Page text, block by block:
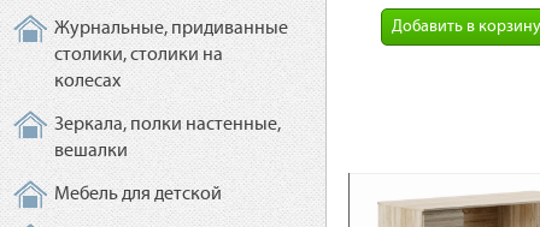
Журнальные, придиванные
столики, столики на
колесах
Зеркала, полки настенные,
вешалки
Мебель для детской
Добавить в корзину